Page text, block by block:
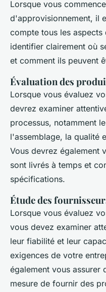
Lorsque vous
d'approvisionnement, il
compte tous les
identifier clairement où
et comment ils peuvent
Évaluation des
Lorsque vous évaluez
devrez examiner
processus, notamment
l'assemblage, la qualité
Vous devrez également
sont livrés à temps et
spécifications.
Étude des
Lorsque vous évaluez
vous devez examiner
leur fiabilité et leur
exigences de votre
également vous assurer
mesure de fournir des